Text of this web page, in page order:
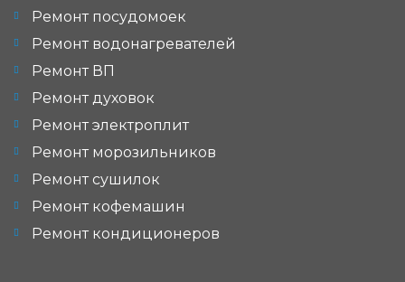
Ремонт посудомоек
Ремонт водонагревателей
Ремонт ВП
Ремонт духовок
Ремонт электроплит
Ремонт морозильников
Ремонт сушилок
Ремонт кофемашин
Ремонт кондиционеров